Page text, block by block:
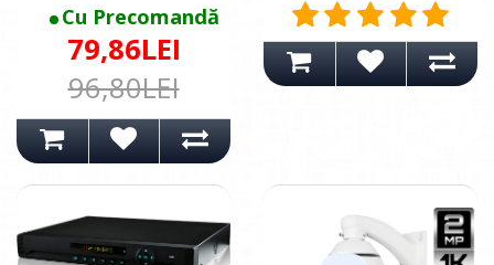
Cu Precomandă
79,86LEI
96,80LEI